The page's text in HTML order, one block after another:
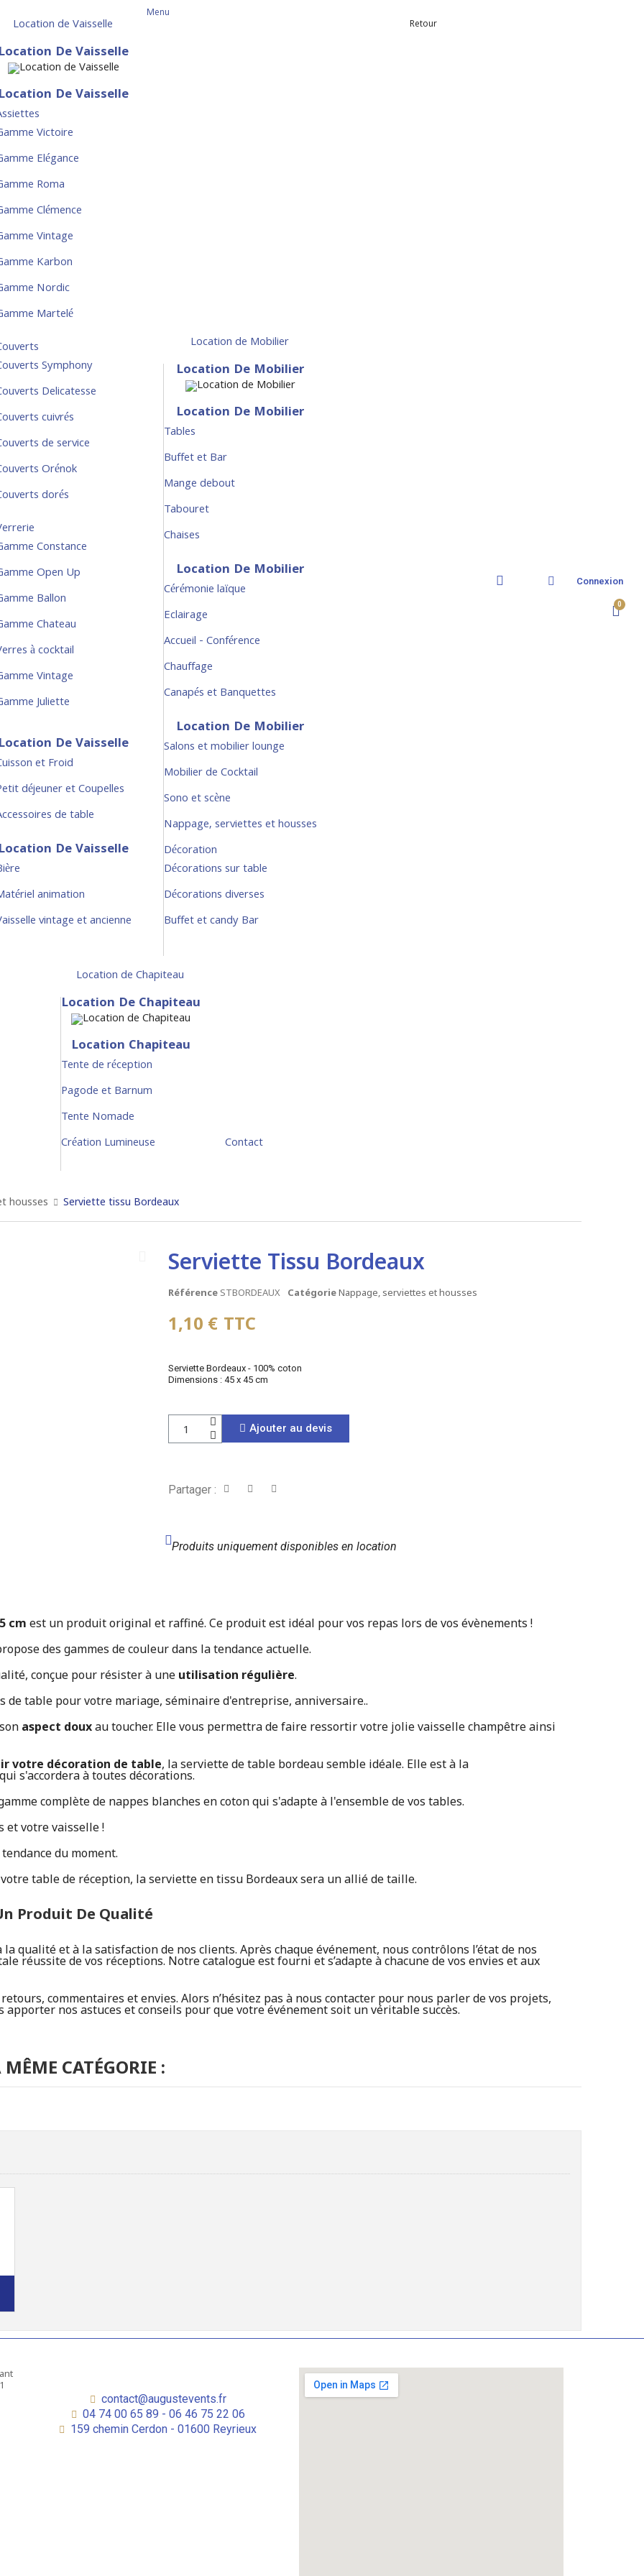
Menu
Retour
Location de Vaisselle
De Vaisselle
De Vaisselle
Victoire
Elégance
Roma
Clémence
Vintage
Karbon
Nordic
Martelé
Symphony
Delicatesse
cuivrés
de service
Orénok
dorés
Constance
Open Up
Ballon
Chateau
à cocktail
Vintage
Juliette
De Vaisselle
et Froid
déjeuner et Coupelles
de table
De Vaisselle
animation
vintage et ancienne
Location de Mobilier
Location De Mobilier
Location De Mobilier
Tables
Buffet et Bar
Mange debout
Tabouret
Chaises
Location De Mobilier
Cérémonie laïque
Eclairage
Accueil - Conférence
Chauffage
Canapés et Banquettes
Location De Mobilier
Salons et mobilier lounge
Mobilier de Cocktail
Sono et scène
Nappage, serviettes et housses
Décoration
Décorations sur table
Décorations diverses
Buffet et candy Bar
Location de Chapiteau
Location De Chapiteau
Location Chapiteau
Tente de réception
Pagode et Barnum
Tente Nomade
Création Lumineuse
Contact
Connexion
housses Serviette tissu Bordeaux
Serviette Tissu Bordeaux
Référence STBORDEAUX CatégorieNappage, serviettes et housses
1,10 € TTC
Serviette Bordeaux - 100% coton
Dimensions : 45 x 45 cm
Ajouter au devis
Partager :
Produits uniquement disponibles en location
cm est un produit original et raffiné. Ce produit est idéal pour vos repas lors de vos évènements !
des gammes de couleur dans la tendance actuelle.
conçue pour résister à une utilisation régulière.
de table pour votre mariage, séminaire d'entreprise, anniversaire..
aspect douxau toucher. Elle vous permettra de faire ressortir votre jolie vaisselle champêtre ainsi
votre décoration de table, la serviette de table bordeau semble idéale. Elle est à la
s'accordera à toutes décorations.
complète de nappes blanches en coton qui s'adapte à l'ensemble de vos tables.
et votre vaisselle !
du moment.
table de réception, la serviette en tissu Bordeaux sera un allié de taille.
Produit De Qualité
la qualité et à la satisfaction de nos clients. Après chaque événement, nous contrôlons l’état de nos
réussite de vos réceptions. Notre catalogue est fourni et s’adapte à chacune de vos envies et aux
commentaires et envies. Alors n’hésitez pas à nous contacter pour nous parler de vos projets,
nos astuces et conseils pour que votre événement soit un véritable succès.
CATÉGORIE :
contact@augustevents.fr
04 74 00 65 89 - 06 46 75 22 06
159 chemin Cerdon - 01600 Reyrieux